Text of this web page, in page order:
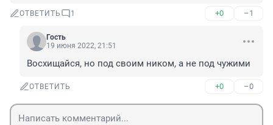
ОТВЕТИТЬ 1 +0 –1
Гость
19 июня 2022, 21:51
Восхищайся, но под своим ником, а не под чужими
ОТВЕТИТЬ +0 –0